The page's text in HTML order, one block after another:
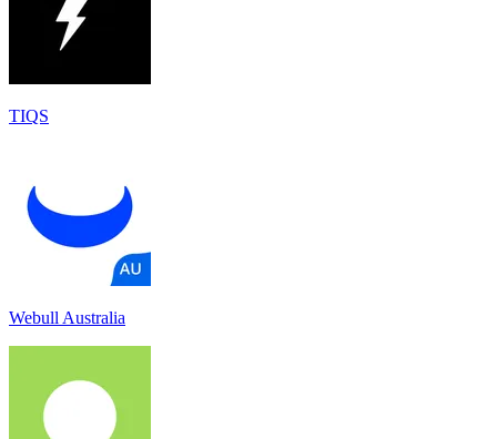
TIQS
Webull Australia